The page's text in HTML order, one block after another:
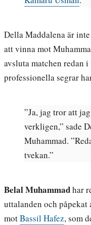
Della Maddalena är
att vinna mot
avsluta matchen redan
professionella segrar
”Ja, jag tror att
verkligen,” sade
Muhammad.
tvekan.”
Belal Muhammadhar
uttalanden och
motBassil Hafez, som